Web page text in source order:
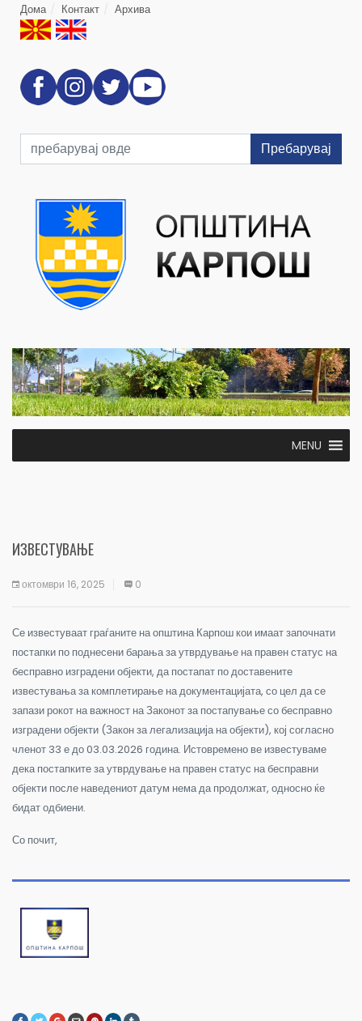
Дома Контакт Архива
Пребарувај
MENU
ИЗВЕСТУВАЊЕ
октомври 16, 2025 0
Се известуваат граѓаните на општина Карпош кои имаат започнати
постапки по поднесени барања за утврдување на правен статус на
бесправно изградени објекти, да постапат по доставените
известувања за комплетирање на документацијата, со цел да се
запази рокот на важност на Законот за постапување со бесправно
изградени објекти (Закон за легализација на објекти), кој согласно
членот 33 е до 03.03.2026 година. Истовремено ве известуваме
дека постапките за утврдување на правен статус на бесправни
објекти после наведениот датум нема да продолжат, односно ќе
бидат одбиени.
Со почит,